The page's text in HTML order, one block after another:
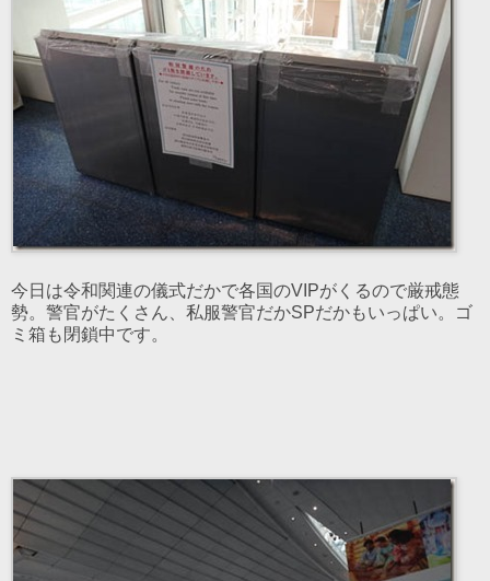
今日は令和関連の儀式だかで各国のVIPがくるので厳戒態
勢。警官がたくさん、私服警官だかSPだかもいっぱい。ゴ
ミ箱も閉鎖中です。